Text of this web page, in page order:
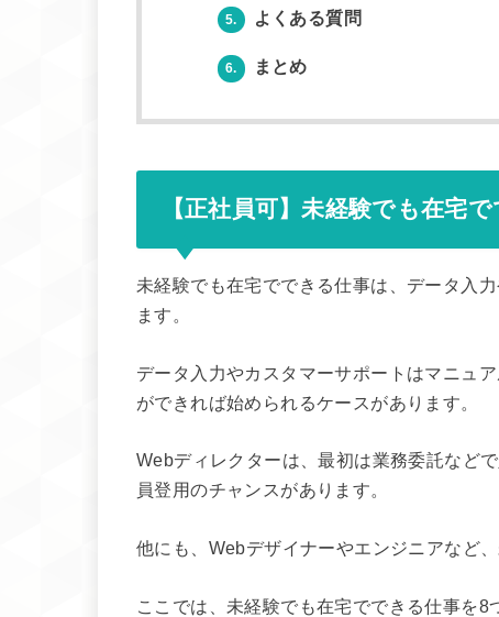
5. よくある質問
6. まとめ
【正社員可】未経験でも在宅
未経験でも在宅でできる仕事は、データ入
ます。
データ入力やカスタマーサポートはマニュ
ができれば始められるケースがあります。
Webディレクターは、最初は業務委託など
員登用のチャンスがあります。
他にも、Webデザイナーやエンジニアなど
ここでは、未経験でも在宅でできる仕事を